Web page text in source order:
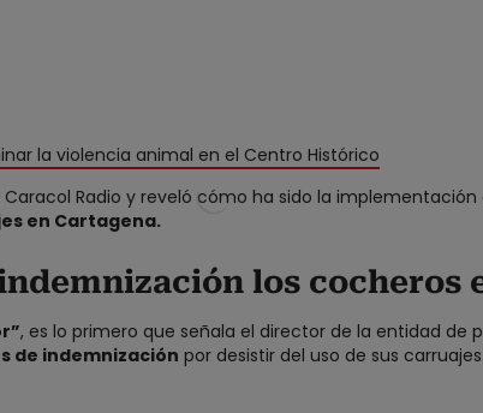
la violencia animal en el Centro Histórico
Radio y reveló cómo ha sido la
en Cartagena.
los cocheros
, es lo primero que señala el director de la entidad
de indemnización por desistir del uso de sus carruajes.